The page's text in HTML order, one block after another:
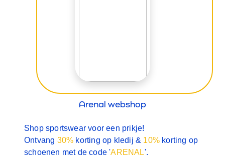
Arenal webshop
Shop sportswear voor een prikje!
Ontvang 30% korting op kledij & 10% korting op
schoenen met de code 'ARENAL'.